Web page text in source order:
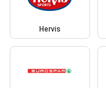
Hervis